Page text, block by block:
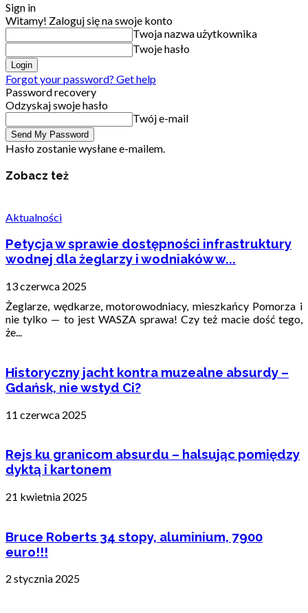
Sign in
Witamy! Zaloguj się na swoje konto
Twoja nazwa użytkownika
Twoje hasło
Forgot your password? Get help
Password recovery
Odzyskaj swoje hasło
Twój e-mail
Hasło zostanie wysłane e-mailem.
Zobacz też
Aktualności
Petycja w sprawie dostępności infrastruktury
wodnej dla żeglarzy i wodniaków w...
13 czerwca 2025
Żeglarze, wędkarze, motorowodniacy, mieszkańcy Pomorza i
nie tylko — to jest WASZA sprawa! Czy też macie dość tego,
że...
Historyczny jacht kontra muzealne absurdy –
Gdańsk, nie wstyd Ci?
11 czerwca 2025
Rejs ku granicom absurdu – halsując pomiędzy
dyktą i kartonem
21 kwietnia 2025
Bruce Roberts 34 stopy, aluminium, 7900
euro!!!
2 stycznia 2025